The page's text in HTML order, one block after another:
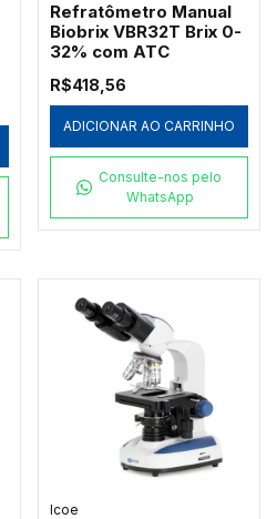
Refratômetro Manual
Biobrix VBR32T Brix 0-
32% com ATC
R$418,56
ADICIONAR AO CARRINHO
Consulte-nos pelo
WhatsApp
Icoe